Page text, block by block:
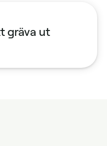
gräva ut